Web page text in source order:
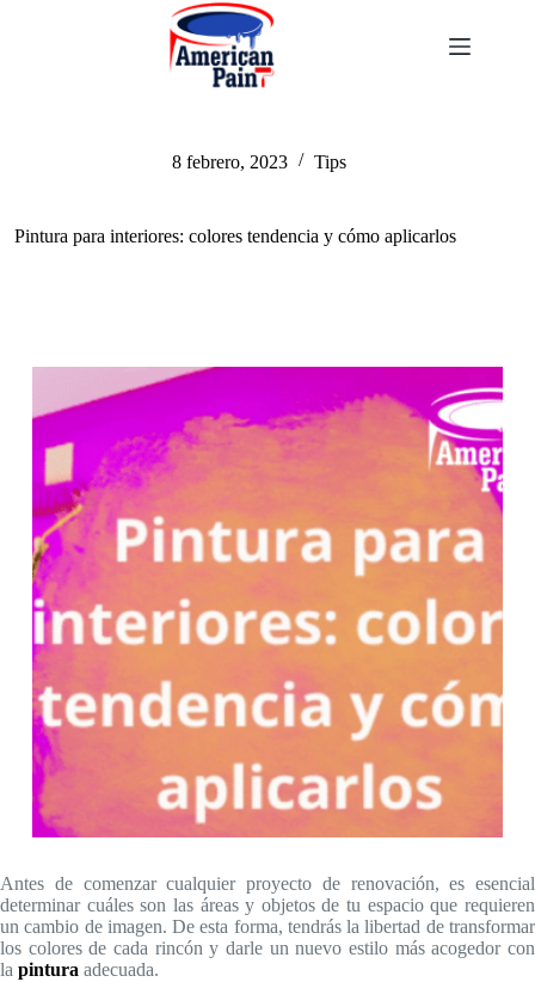
8 febrero, 2023 Tips
Pintura para interiores: colores tendencia y cómo aplicarlos
Antes de comenzar cualquier proyecto de renovación, es esencial
determinar cuáles son las áreas y objetos de tu espacio que requieren
un cambio de imagen. De esta forma, tendrás la libertad de transformar
los colores de cada rincón y darle un nuevo estilo más acogedor con
la pintura adecuada.